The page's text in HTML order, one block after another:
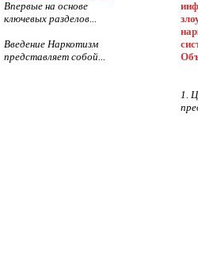
Впервые на основе
ключевых разделов...
Введение Наркотизм
представляет собой...
1.